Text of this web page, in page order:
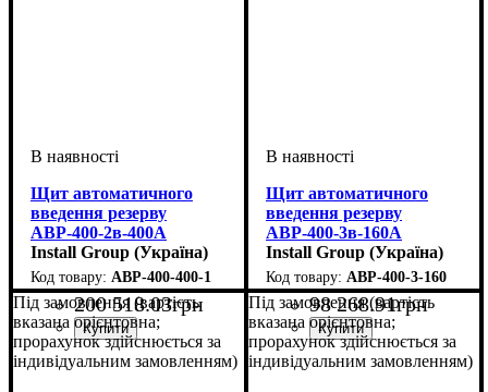
Щит автоматичного
введення резерву
АВР-400-2в-400А
Install Group (Україна)
АВР-400-400-1
200 518.03грн
Щит автоматичного
введення резерву
АВР-400-3в-160А
Install Group (Україна)
АВР-400-3-160
98 268.91грн
Під замовлення (вартість
вказана орієнтовна;
прорахунок здійснюється за
індивідуальним замовленням)
Під замовлення (вартість
вказана орієнтовна;
прорахунок здійснюється за
індивідуальним замовленням)